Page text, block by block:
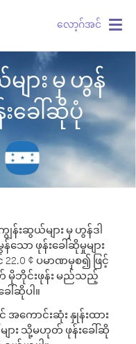
လော့ဂ်အင်
ျား မှ ဟွန်
းခေါ်ဆိုပုံ
န်းဆွယ်များ မှ ဟွန်ဒါ
ော ဖုန်းခေါ်ဆိုမှုများ
¢ ပမာဏမှစ၍ ဖြင့်
မိုဘိုင်းဖုန်း မည်သည့်
ါ်ဆိုပါ။
ကောင်းဆုံး နှုန်းထား
ျား သို့မဟုတ် ဖုန်းခေါ်ဆို